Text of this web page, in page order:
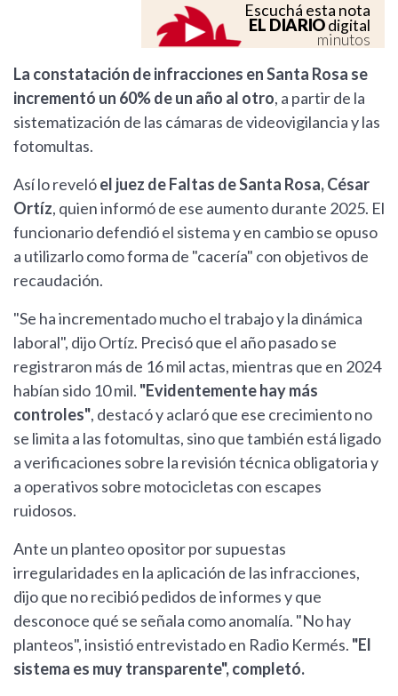
Escuchá esta nota
EL DIARIOdigital
minutos
La constatación de infracciones en Santa Rosa se
incrementó un 60% de un año al otro, a partir de la
sistematización de las cámaras de videovigilancia y las
fotomultas.
Así lo revelóel juez de Faltas de Santa Rosa, César
Ortíz, quien informó de ese aumento durante 2025. El
funcionario defendió el sistema y en cambio se opuso
a utilizarlo como forma de "cacería" con objetivos de
recaudación.
"Se ha incrementado mucho el trabajo y la dinámica
laboral", dijo Ortíz. Precisó que el año pasado se
registraron más de 16 mil actas, mientras que en 2024
habían sido 10 mil. "Evidentemente hay más
controles", destacó y aclaró que ese crecimiento no
se limita a las fotomultas, sino que también está ligado
a verificaciones sobre la revisión técnica obligatoria y
a operativos sobre motocicletas con escapes
ruidosos.
Ante un planteo opositor por supuestas
irregularidades en la aplicación de las infracciones,
dijo que no recibió pedidos de informes y que
desconoce qué se señala como anomalía. "No hay
planteos", insistió entrevistado en Radio Kermés. "El
sistema es muy transparente", completó.